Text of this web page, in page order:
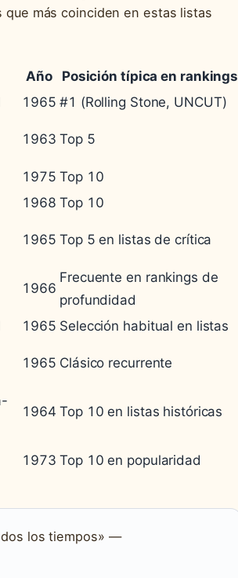
más coinciden en estas listas
Año
Posición típica en rankings
1965 #1 (Rolling Stone, UNCUT)
1963 Top 5
1975 Top 10
1968 Top 10
1965 Top 5 en listas de crítica
1966
Frecuente en rankings de
profundidad
1965 Selección habitual en listas
1965 Clásico recurrente
1964 Top 10 en listas históricas
1973 Top 10 en popularidad
los tiempos» —